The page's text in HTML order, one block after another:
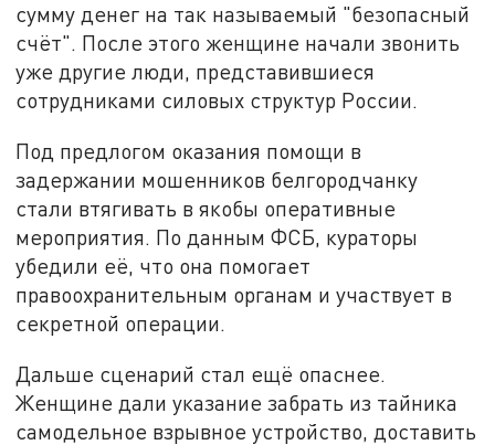
сумму денег на так называемый "безопасный
счёт". После этого женщине начали звонить
уже другие люди, представившиеся
сотрудниками силовых структур России.
Под предлогом оказания помощи в
задержании мошенников белгородчанку
стали втягивать в якобы оперативные
мероприятия. По данным ФСБ, кураторы
убедили её, что она помогает
правоохранительным органам и участвует в
секретной операции.
Дальше сценарий стал ещё опаснее.
Женщине дали указание забрать из тайника
самодельное взрывное устройство, доставить